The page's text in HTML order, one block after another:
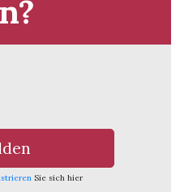
Sie sich hier